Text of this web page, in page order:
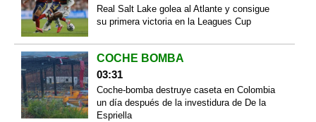
Real Salt Lake golea al Atlante y consigue
su primera victoria en la Leagues Cup
COCHE BOMBA
03:31
Coche-bomba destruye caseta en Colombia
un día después de la investidura de De la
Espriella